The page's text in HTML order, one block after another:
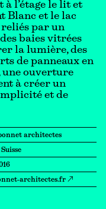
à l’étage le lit et
Blanc et le lac
reliés par un
baies vitrées
la lumière, des
de panneaux en
une ouverture
à créer un
et de
architectes
architectes.fr